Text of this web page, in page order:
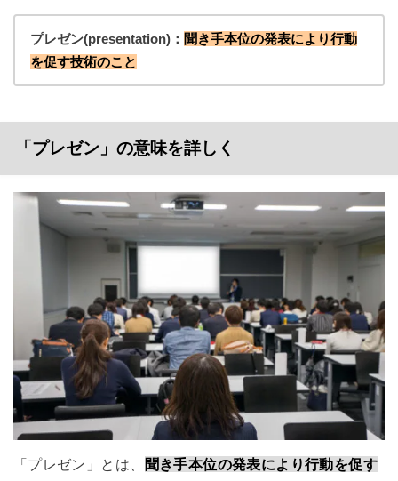
プレゼン(presentation)： 聞き手本位の発表により行動
を促す技術のこと
「プレゼン」の意味を詳しく
「プレゼン」とは、 聞き手本位の発表により行動を促す